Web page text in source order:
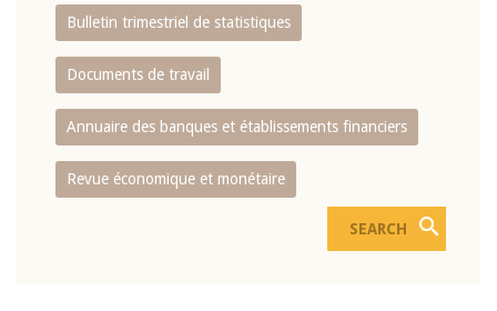
Bulletin trimestriel de statistiques
Documents de travail
Annuaire des banques et établissements financiers
Revue économique et monétaire